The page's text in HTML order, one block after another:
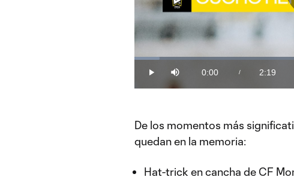
Play Mute
Current
Time
0:00 /
Duration
2:19
Loaded:
De los momentos más
quedan en la memoria:
Hat-trick en cancha de CF